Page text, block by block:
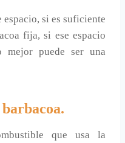
espacio, si es suficiente
fija, si ese espacio
puede ser una
que usa la